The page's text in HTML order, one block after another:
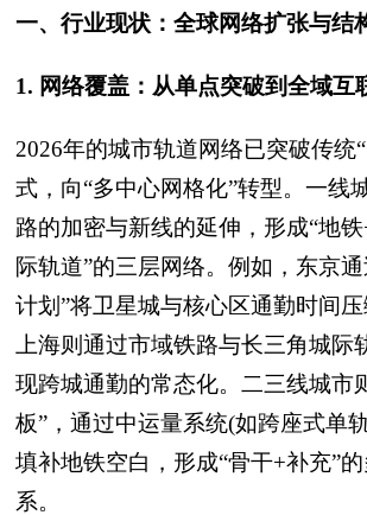
一、行业现状：全球网络扩张与结
1. 网络覆盖：从单点突破到全域互
2026年的城市轨道网络已突破传统
式，向“多中心网格化”转型。一线
路的加密与新线的延伸，形成“地
际轨道”的三层网络。例如，东京
计划”将卫星城与核心区通勤时间
上海则通过市域铁路与长三角城际
现跨城通勤的常态化。二三线城市
板”，通过中运量系统(如跨座式单
填补地铁空白，形成“骨干+补充”
系。